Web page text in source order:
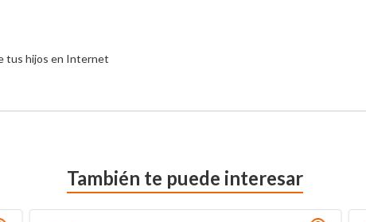
tus hijos en Internet
También te puede interesar